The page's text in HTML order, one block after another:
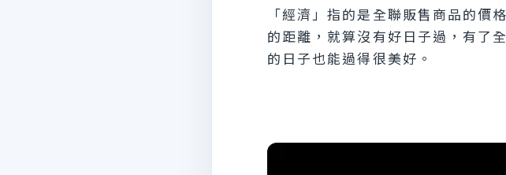
「經濟」指的是全聯販售商品的價
的距離，就算沒有好日子過，有了
的日子也能過得很美好。